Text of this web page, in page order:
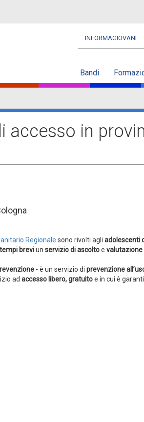
Navbar
INFORMAGIOVANI
Bandi
accesso in
Regionale sono rivolti agli adolescenti
tempi breviun servizio di ascoltoe valutazione
- è un servizio di prevenzione
ad accesso libero, gratuitoe in cui è